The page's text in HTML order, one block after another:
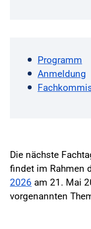
Programm
Anmeldung
Die nächste
findet im Rahmen
2026 am 21. Mai
vorgenannten